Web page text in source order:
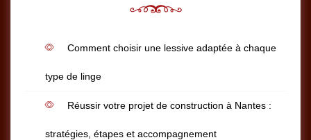
Comment choisir une lessive adaptée à chaque
type de linge
Réussir votre projet de construction à Nantes :
stratégies, étapes et accompagnement